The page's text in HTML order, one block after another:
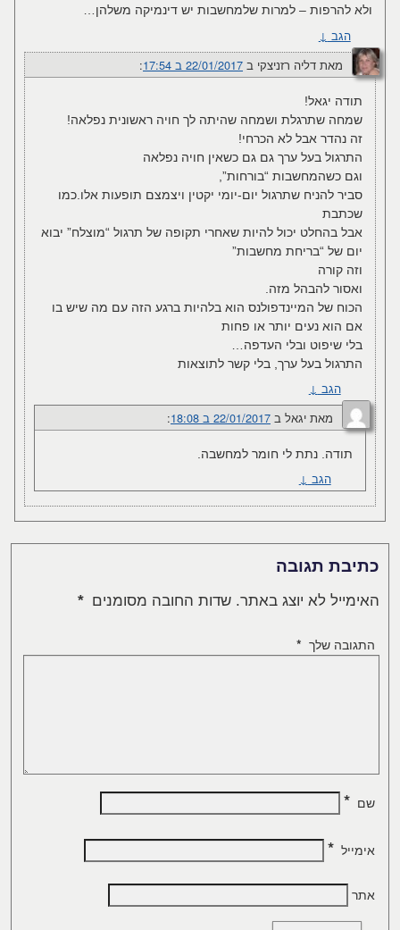
ולא להרפות – למרות שלמחשבות יש דינמיקה משלהן…
הגב ↓
מאת דליה רזניצקי ב 22/01/2017 ב 17:54 :‏
תודה יגאל!
שמחה שתרגלת ושמחה שהיתה לך חויה ראשונית נפלאה!
זה נהדר אבל לא הכרחי!
התרגול בעל ערך גם גם כשאין חויה נפלאה
וגם כשהמחשבות “בורחות”,
סביר להניח שתרגול יום-יומי יקטין ויצמצם תופעות אלו.כמו
שכתבת
אבל בהחלט יכול להיות שאחרי תקופה של תרגול “מוצלח” יבוא
יום של “בריחת מחשבות”
וזה קורה
ואסור להבהל מזה.
הכוח של המיינדפולנס הוא בלהיות ברגע הזה עם מה שיש בו
אם הוא נעים יותר או פחות
בלי שיפוט ובלי העדפה…
התרגול בעל ערך, בלי קשר לתוצאות
הגב ↓
מאת יגאל ב 22/01/2017 ב 18:08 :‏
תודה. נתת לי חומר למחשבה.
הגב ↓
כתיבת תגובה
האימייל לא יוצג באתר. שדות החובה מסומנים *
התגובה שלך *
שם *
אימייל *
אתר